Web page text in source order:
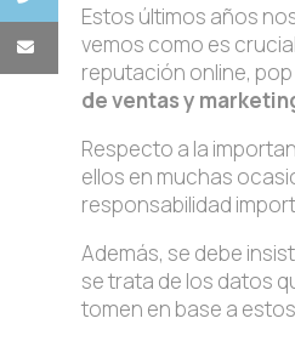
Estos últimos años
vemos como es
reputación online,
de ventas y
Respecto a la
ellos en muchas
responsabilidad
Además, se debe
se trata de los datos
tomen en base a